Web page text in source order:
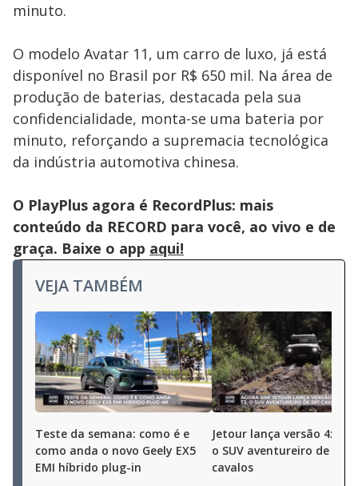
minuto.
O modelo Avatar 11, um carro de luxo, já está
disponível no Brasil por R$ 650 mil. Na área de
produção de baterias, destacada pela sua
confidencialidade, monta-se uma bateria por
minuto, reforçando a supremacia tecnológica
da indústria automotiva chinesa.
O PlayPlus agora é RecordPlus: mais
conteúdo da RECORD para você, ao vivo e de
graça. Baixe o app aqui!
VEJA TAMBÉM
Teste da semana: como é e
como anda o novo Geely EX5
EMI híbrido plug-in
Jetour lança versão 4x4
o SUV aventureiro de 597
cavalos